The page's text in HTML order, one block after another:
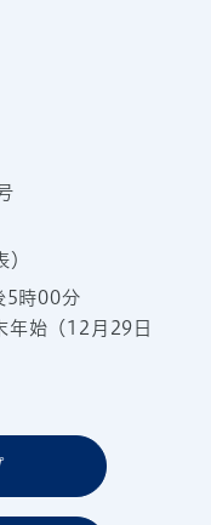
5時00分
年始（12月29日